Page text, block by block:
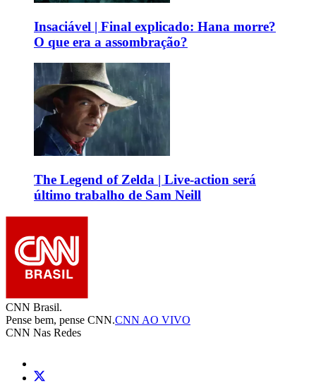
Insaciável | Final explicado: Hana morre?
O que era a assombração?
The Legend of Zelda | Live-action será
último trabalho de Sam Neill
CNN Brasil.
Pense bem, pense CNN.CNN AO VIVO
CNN Nas Redes